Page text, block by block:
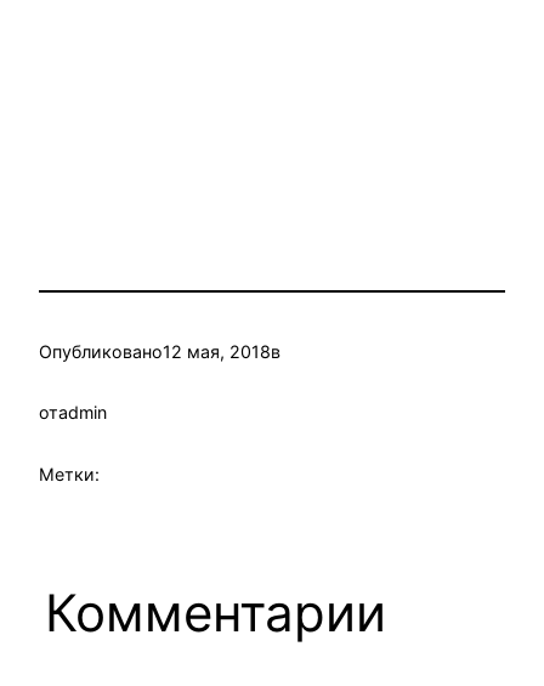
Опубликовано12 мая, 2018в
отadmin
Метки:
Комментарии